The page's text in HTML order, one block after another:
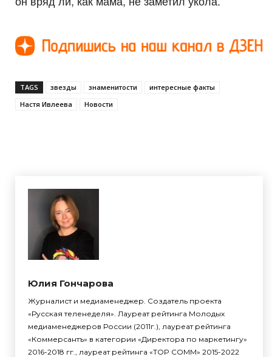
TAGS звезды знаменитости
интересные факты
Настя Ивлеева
Новости
Юлия Гончарова
Журналист и медиаменеджер. Создатель проекта
«Русская теленеделя». Лауреат рейтинга Молодых
медиаменеджеров России (2011г.), лауреат рейтинга
«Коммерсантъ» в категории «Директора по маркетингу»
2016-2018 гг., лауреат рейтинга «TOP COMM» 2015-2022